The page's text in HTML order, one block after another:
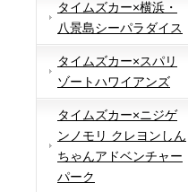
タイムズカー×横浜・
八景島シーパラダイス
タイムズカー×スパリ
ゾートハワイアンズ
タイムズカー×ニジゲ
ンノモリ クレヨンしん
ちゃんアドベンチャー
パーク